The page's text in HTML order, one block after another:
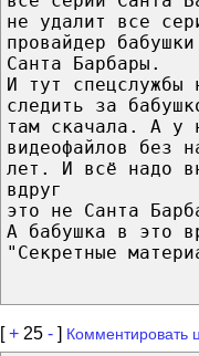
не удалит все
провайдер
Санта Барбары.
И тут спецслужбы
следить за
там скачала. А у
видеофайлов без
лет. И всё надо
вдруг
это не Санта
А бабушка в это
"Секретные
[+ 25 - ] Комментировать